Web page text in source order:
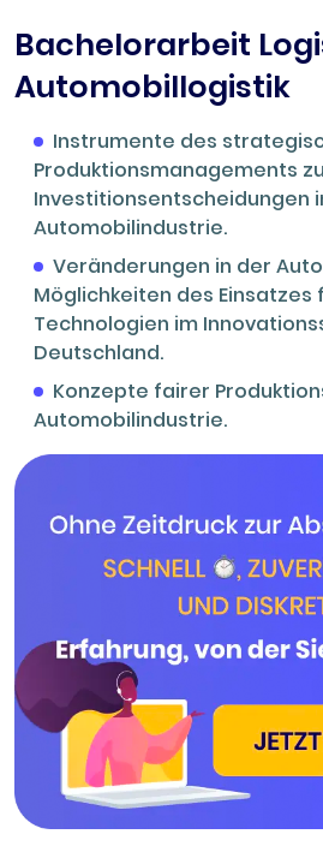
Bachelorarbeit
Automobillogistik
Instrumente des
Produktionsmanagements
Investitionsentscheidungen
Automobilindustrie.
Veränderungen in der
Möglichkeiten des
Technologien im
Deutschland.
Konzepte fairer
Automobilindustrie.